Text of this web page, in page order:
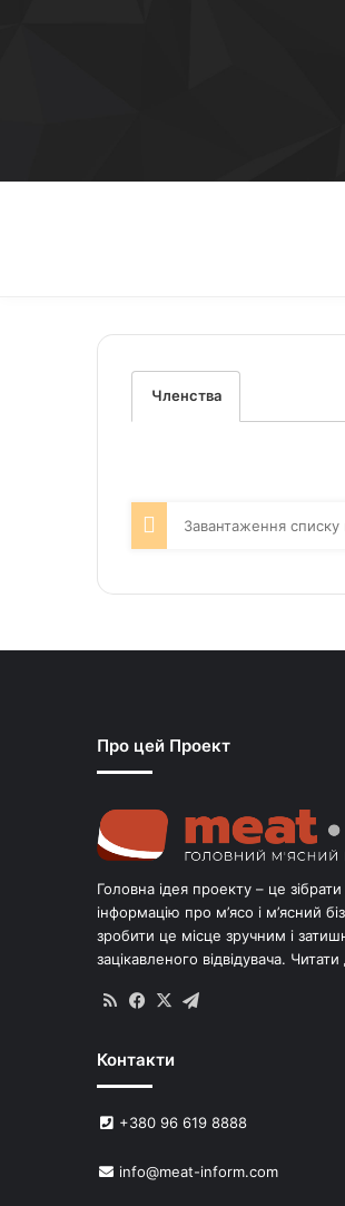
Членства
Завантаження списку
Про цей Проект
Головна ідея проекту – це
інформацію про м’ясо і м’ясний
зробити це місце зручним і
зацікавленого відвідувача. Читати
RSS Facebook
X
Контакти
+380 96 619 8888
info@meat-inform.com